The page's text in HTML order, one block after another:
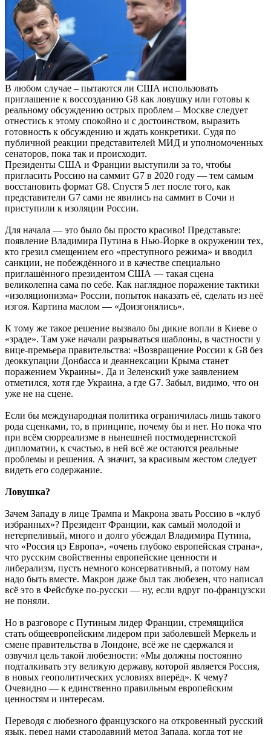
В любом случае – пытаются ли США использовать
приглашение к воссозданию G8 как ловушку или готовы к
реальному обсуждению острых проблем – Москве следует
отнестись к этому спокойно и с достоинством, выразить
готовность к обсуждению и ждать конкретики. Судя по
публичной реакции представителей МИД и уполномоченных
сенаторов, пока так и происходит.
Президенты США и Франции выступили за то, чтобы
пригласить Россию на саммит G7 в 2020 году — тем самым
восстановить формат G8. Спустя 5 лет после того, как
представители G7 сами не явились на саммит в Сочи и
приступили к изоляции России.
Для начала — это было бы просто красиво! Представьте:
появление Владимира Путина в Нью-Йорке в окружении тех,
кто грезил смещением его «преступного режима» и вводил
санкции, не побеждённого и в качестве специально
приглашённого президентом США — такая сцена
великолепна сама по себе. Как наглядное поражение тактики
«изоляционизма» России, попыток наказать её, сделать из неё
изгоя. Картина маслом — «Доизгонялись».
К тому же такое решение вызвало бы дикие вопли в Киеве о
«зраде». Там уже начали разрываться шаблоны, в частности у
вице-премьера правительства: «Возвращение России к G8 без
деоккупации Донбасса и деаннексации Крыма станет
поражением Украины». Да и Зеленский уже заявлением
отметился, хотя где Украина, а где G7. Забыл, видимо, что он
уже не на сцене.
Если бы международная политика ограничилась лишь такого
рода сценками, то, в принципе, почему бы и нет. Но пока что
при всём сюрреализме в нынешней постмодернистской
дипломатии, к счастью, в ней всё же остаются реальные
проблемы и решения. А значит, за красивым жестом следует
видеть его содержание.
Ловушка?
Зачем Западу в лице Трампа и Макрона звать Россию в «клуб
избранных»? Президент Франции, как самый молодой и
нетерпеливый, много и долго убеждал Владимира Путина,
что «Россия цэ Европа», «очень глубоко европейская страна»,
что русским свойственны европейские ценности и
либерализм, пусть немного консервативный, а потому нам
надо быть вместе. Макрон даже был так любезен, что написал
всё это в Фейсбуке по-русски — ну, если вдруг по-французски
не поняли.
Но в разговоре с Путиным лидер Франции, стремящийся
стать общеевропейским лидером при заболевшей Меркель и
смене правительства в Лондоне, всё же не сдержался и
озвучил цель такой любезности: «Мы должны постоянно
подталкивать эту великую державу, которой является Россия,
в новых геополитических условиях вперёд». К чему?
Очевидно — к единственно правильным европейским
ценностям и интересам.
Переводя с любезного французского на откровенный русский
язык, перед нами стародавний метод Запада, когда тот не